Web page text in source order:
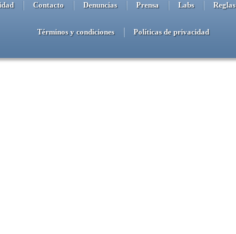
Contacto Denuncias Prensa Labs Reglas
Términos y condiciones Políticas de privacidad